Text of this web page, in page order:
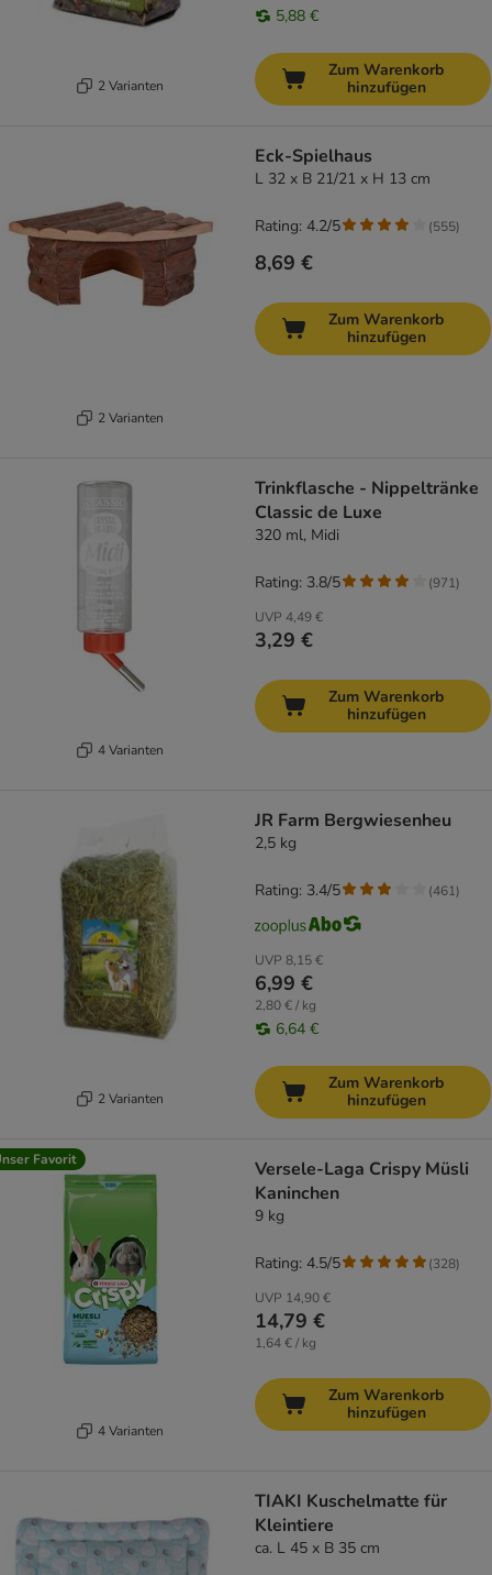
2 Varianten
5,88 €
Zum Warenkorb
hinzufügen
2 Varianten
Eck-Spielhaus
L 32 x B 21/21 x H 13 cm
8,69 €
Rating: 4.2/5 (555)
Zum Warenkorb
hinzufügen
4 Varianten
Trinkflasche - Nippeltränke
Classic de Luxe
320 ml, Midi
UVP 4,49 €
3,29 €
Rating: 3.8/5 (971)
Zum Warenkorb
hinzufügen
2 Varianten
JR Farm Bergwiesenheu
2,5 kg
UVP 8,15 €
6,99 €
2,80 € / kg
6,64 €
Rating: 3.4/5 (461)
Zum Warenkorb
hinzufügen
Favorit
4 Varianten
Versele-Laga Crispy Müsli
Kaninchen
9 kg
UVP 14,90 €
14,79 €
1,64 € / kg
Rating: 4.5/5 (328)
Zum Warenkorb
hinzufügen
TIAKI Kuschelmatte für
Kleintiere
ca. L 45 x B 35 cm